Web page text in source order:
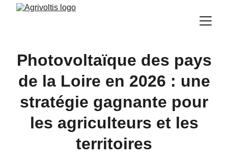
Photovoltaïque des pays
de la Loire en 2026 : une
stratégie gagnante pour
les agriculteurs et les
territoires